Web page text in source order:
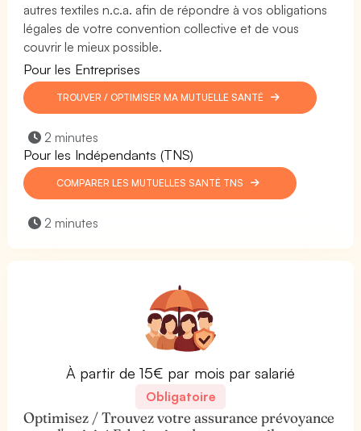
autres textiles n.c.a. afin de répondre à vos obligations
légales de votre convention collective et de vous
couvrir le mieux possible.
Pour les Entreprises
TROUVER / OPTIMISER MA MUTUELLE SANTÉ
2 minutes
Pour les Indépendants (TNS)
COMPARER LES MUTUELLES SANTÉ TNS
2 minutes
À partir de 15€ par mois par salarié
Obligatoire
Optimisez / Trouvez votre assurance prévoyance